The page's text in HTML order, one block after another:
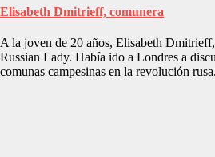
Elisabeth Dmitrieff, comunera
A la joven de 20 años, Elisabeth
Russian Lady. Había ido a Londres a
comunas campesinas en la revolución